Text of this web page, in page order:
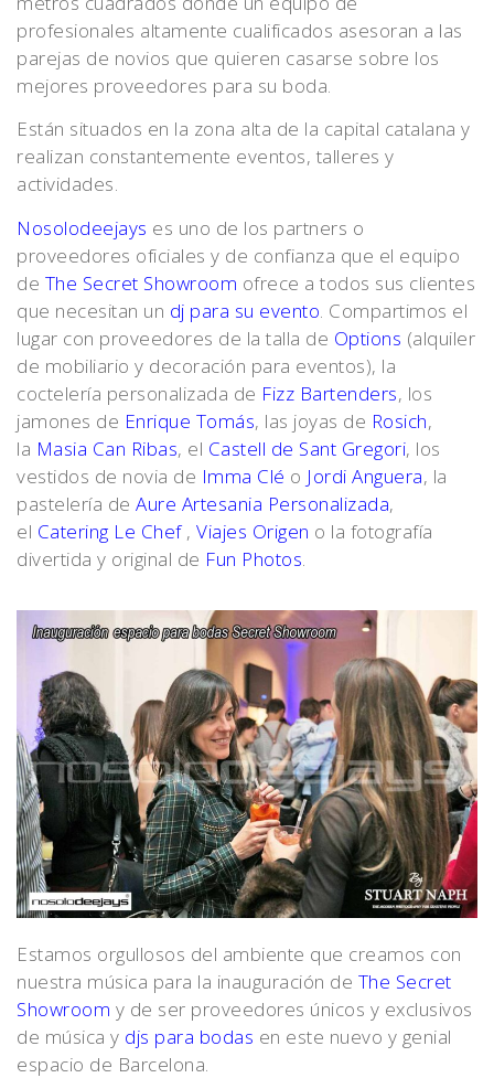
profesionales altamente cualificados asesoran a las
parejas de novios que quieren casarse sobre los
mejores proveedores para su boda.
Están situados en la zona alta de la capital catalana y
realizan constantemente eventos, talleres y
actividades.
Nosolodeejays es uno de los partners o
proveedores oficiales y de confianza que el equipo
de The Secret Showroom ofrece a todos sus clientes
que necesitan un dj para su evento. Compartimos el
lugar con proveedores de la talla de Options (alquiler
de mobiliario y decoración para eventos), la
coctelería personalizada de Fizz Bartenders, los
jamones de Enrique Tomás, las joyas de Rosich,
la Masia Can Ribas, el Castell de Sant Gregori, los
vestidos de novia de Imma Clé o Jordi Anguera, la
pastelería de Aure Artesania Personalizada,
el Catering Le Chef, Viajes Origen o la fotografía
divertida y original de Fun Photos.
Estamos orgullosos del ambiente que creamos con
nuestra música para la inauguración de The Secret
Showroom y de ser proveedores únicos y exclusivos
de música y djs para bodas en este nuevo y genial
espacio de Barcelona.